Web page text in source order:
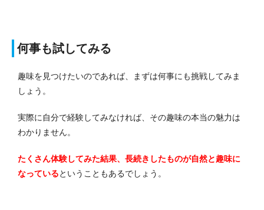
何事も試してみる
趣味を見つけたいのであれば、まずは何事にも挑戦してみま
しょう。
実際に自分で経験してみなければ、その趣味の本当の魅力は
わかりません。
たくさん体験してみた結果、長続きしたものが自然と趣味に
なっているということもあるでしょう。